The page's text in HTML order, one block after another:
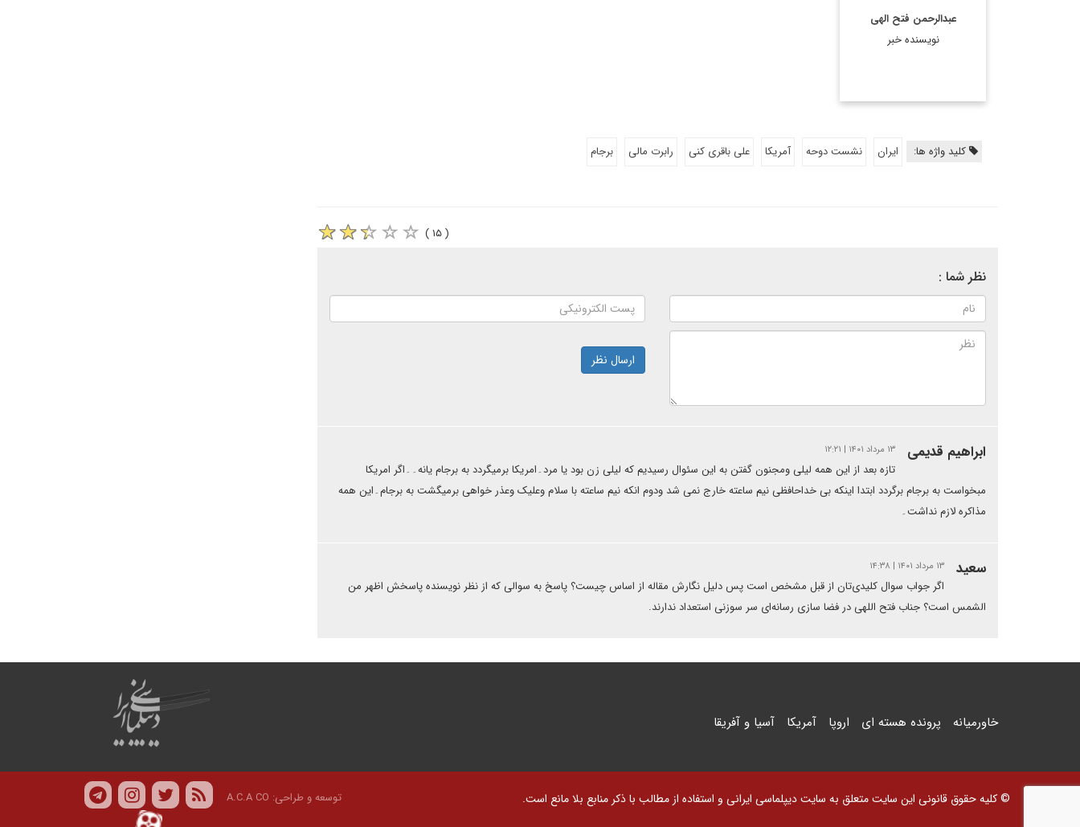
عبدالرحمن فتح الهی
نویسنده خبر
کلید واژه ها: ایران نشست دوحه آمریکا علی باقری کنی رابرت مالی برجام
( ۱۵ )
نظر شما :
ارسال نظر
ابراهیم قدیمی ۱۳ مرداد ۱۴۰۱ | ۱۲:۲۱
تازه بعد از این همه لیلی ومجنون گفتن به این سئوال رسیدیم که لیلی زن بود یا مرد۔امریکا برمیگردد به برجام یانه۔۔اگر امریکا
مبخواست به برجام برگردد ابتدا اینکه بی خداحافظی نیم ساعته خارج نمی شد ودوم انکه نیم ساعته با سلام وعلیک وعذر خواهی برمیگشت به برجام۔این همه
مذاکره لازم نداشت۔
سعید ۱۳ مرداد ۱۴۰۱ | ۱۴:۳۸
اگر جواب سوال کلیدی‌تان از قبل مشخص است پس دلیل نگارش مقاله از اساس چیست؟ پاسخ به سوالی که از نظر نویسنده پاسخش اظهر من
الشمس است؟ جناب فتح اللهی در فضا سازی رسانه‌ای سر سوزنی استعداد ندارند.
خاورمیانه پرونده هسته ای اروپا آمریکا آسیا و آفریقا
© کلیه حقوق قانونی این سایت متعلق به سایت دیپلماسی ایرانی و استفاده از مطالب با ذکر منابع بلا مانع است. توسعه و طراحی: A.C.A CO